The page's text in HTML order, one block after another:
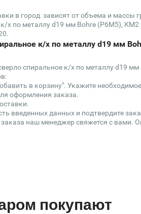
в город зависят от объема и
х по металлу d19 мм Bohre (Р6М5), КМ2
к/х по металлу d19 мм
спиральное к/х по металлу d19
в корзину". Укажите
оформления заказа.
введенных данных и подтвердите
наш менеджер свяжется с вами.
покупают